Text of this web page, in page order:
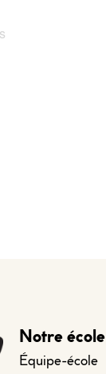
Notre école
Équipe-école